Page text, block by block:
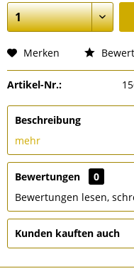
Merken
Artikel-Nr.:
Beschreibung
mehr
Bewertungen
0
Bewertungen lesen,
Kunden kauften auch